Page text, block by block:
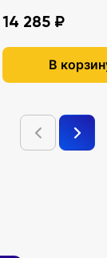
14 285 ₽
В